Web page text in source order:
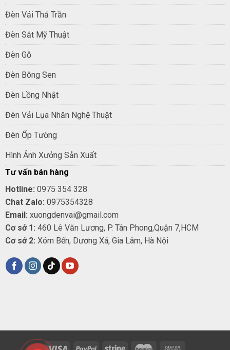
Đèn Vải Thả Trần
Đèn Sắt Mỹ Thuật
Đèn Gỗ
Đèn Bông Sen
Đèn Lồng Nhật
Đèn Vải Lụa Nhăn Nghệ Thuật
Đèn Ốp Tường
Hình Ảnh Xưởng Sản Xuất
Tư vấn bán hàng
Hotline: 0975 354 328
Chat Zalo: 0975354328
Email: xuongdenvai@gmail.com
Cơ sở 1: 460 Lê Văn Lương, P. Tân Phong,Quận 7,HCM
Cơ sở 2: Xóm Bến, Dương Xá, Gia Lâm, Hà Nội